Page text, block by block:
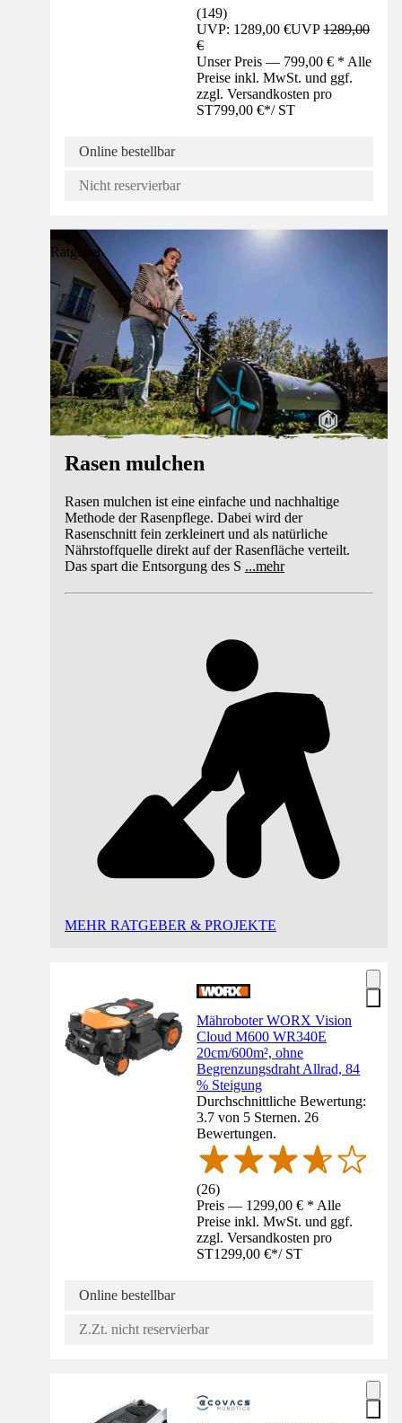
(149)
UVP: 1289,00 €UVP1289,00
€
Unser Preis — 799,00 € * Alle
Preise inkl. MwSt. und ggf.
zzgl. Versandkosten pro
ST799,00 €*/ ST
Online bestellbar
Nicht reservierbar
Ratgeber
Rasen mulchen
Rasen mulchen ist eine einfache und nachhaltige
Methode der Rasenpflege. Dabei wird der
Rasenschnitt fein zerkleinert und als natürliche
Nährstoffquelle direkt auf der Rasenfläche verteilt.
Das spart die Entsorgung des S ...mehr
MEHR RATGEBER & PROJEKTE
Mähroboter WORX Vision
Cloud M600 WR340E
20cm/600m², ohne
Begrenzungsdraht Allrad, 84
% Steigung
Durchschnittliche Bewertung:
3.7 von 5 Sternen. 26
Bewertungen.
(26)
Preis — 1299,00 € * Alle
Preise inkl. MwSt. und ggf.
zzgl. Versandkosten pro
ST1299,00 €*/ ST
Online bestellbar
Z.Zt. nicht reservierbar